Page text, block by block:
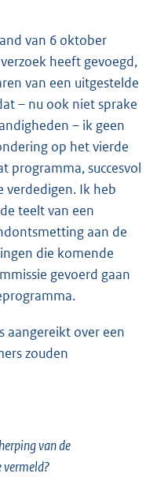
van 6 oktober
heeft gevoegd,
van een uitgestelde
– nu ook niet sprake
– ik geen
op het vierde
programma, succesvol
verdedigen. Ik heb
teelt van een
aan de
die komende
gevoerd gaan
aangereikt over een
zouden
van de
vermeld?